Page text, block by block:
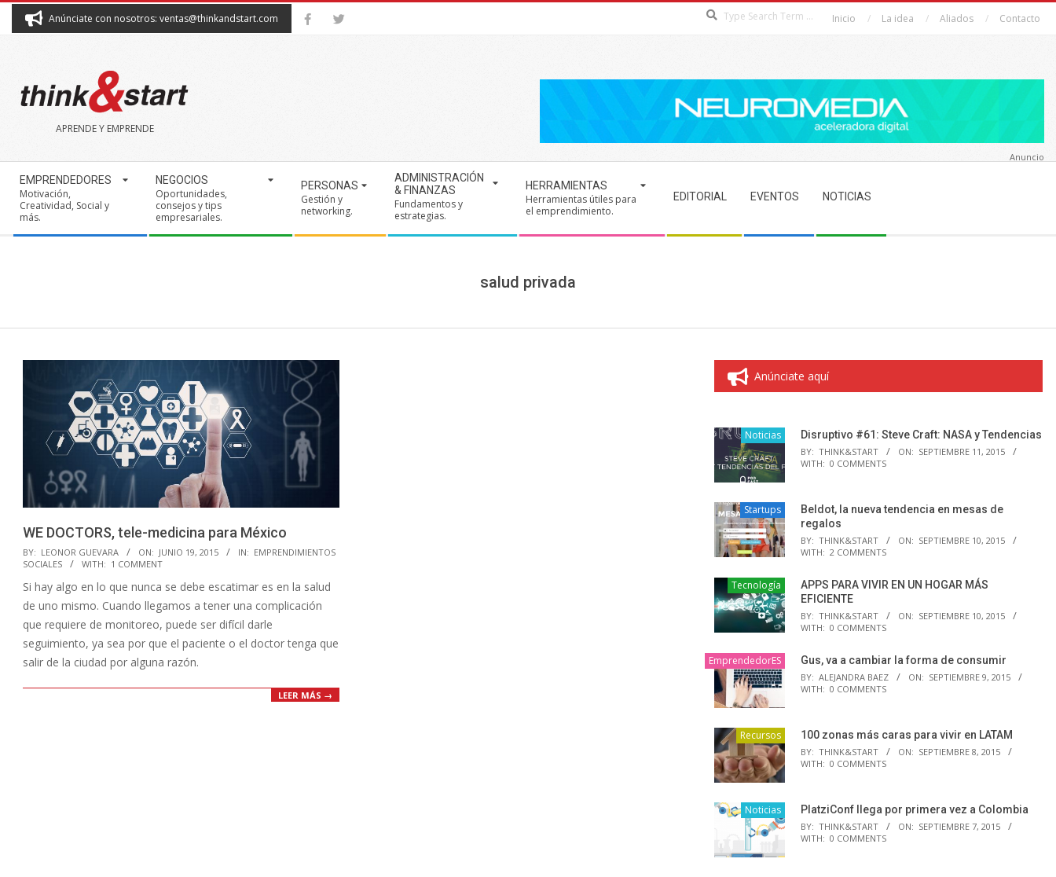
Anúnciate con nosotros: ventas@thinkandstart.com Inicio La idea Aliados Contacto
THINK&START
APRENDE Y EMPRENDE
Navigation
Menu
EMPRENDEDORES
Motivación,
Creatividad, Social y
más.
NEGOCIOS
Oportunidades,
consejos y tips
empresariales.
PERSONAS
Gestión y
networking.
ADMINISTRACIÓN
& FINANZAS
Fundamentos y
estrategias.
HERRAMIENTAS
Herramientas útiles para
el emprendimiento.
EDITORIAL EVENTOS NOTICIAS
Anuncio
salud privada
WE DOCTORS, tele-medicina para México
2015-
06-
19
BY: LEONOR GUEVARA ON: JUNIO 19, 2015 IN: EMPRENDIMIENTOS
SOCIALES
WITH: 1 COMMENT
Si hay algo en lo que nunca se debe escatimar es en la salud
de uno mismo. Cuando llegamos a tener una complicación
que requiere de monitoreo, puede ser difícil darle
seguimiento, ya sea por que el paciente o el doctor tenga que
salir de la ciudad por alguna razón.
LEER MÁS →
Anúnciate aquí
Noticias Disruptivo #61: Steve Craft: NASA y Tendencias
BY: THINK&START ON: SEPTIEMBRE 11, 2015
WITH: 0 COMMENTS
Startups
Beldot, la nueva tendencia en mesas de
regalos
BY: THINK&START ON: SEPTIEMBRE 10, 2015
WITH: 2 COMMENTS
Tecnología
APPS PARA VIVIR EN UN HOGAR MÁS
EFICIENTE
BY: THINK&START ON: SEPTIEMBRE 10, 2015
WITH: 0 COMMENTS
EmprendedorES Gus, va a cambiar la forma de consumir
BY: ALEJANDRA BAEZ ON: SEPTIEMBRE 9, 2015
WITH: 0 COMMENTS
Recursos 100 zonas más caras para vivir en LATAM
BY: THINK&START ON: SEPTIEMBRE 8, 2015
WITH: 0 COMMENTS
Noticias PlatziConf llega por primera vez a Colombia
BY: THINK&START ON: SEPTIEMBRE 7, 2015
WITH: 0 COMMENTS